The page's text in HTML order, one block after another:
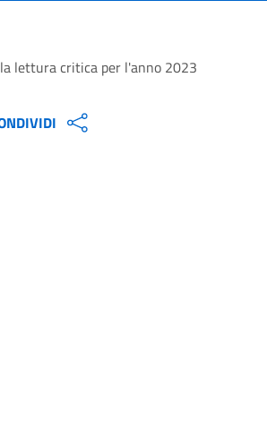
lettura critica per l'anno 2023